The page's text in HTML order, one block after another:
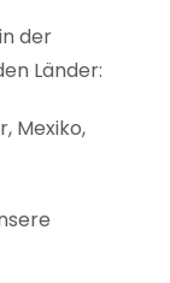
der
Länder:
Mexiko,